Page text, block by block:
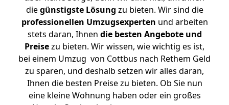
diegünstigste Lösung zu bieten. Wir sind die
professionellen Umzugsexperten und arbeiten
stets daran, Ihnen die besten Angebote und
Preisezu bieten. Wir wissen, wie wichtig es ist,
bei einem Umzug von Cottbus nach Rethem Geld
zu sparen, und deshalb setzen wir alles daran,
Ihnen die besten Preise zu bieten. Ob Sie nun
eine kleine Wohnung haben oder ein großes